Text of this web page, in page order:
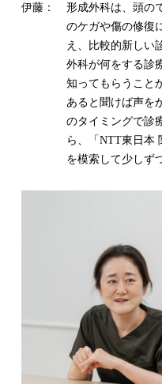
伊藤：
形成外科は、頭の
のケガや傷の修復
え、比較的新しい
外科が何をする診
知ってもらうこと
あると聞けば声を
のタイミングで診
ら、「NTT東日本
を模索して少しず